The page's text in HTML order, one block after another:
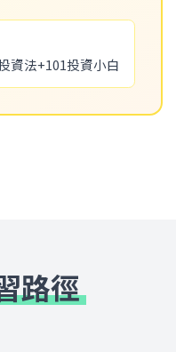
資法+101投資小白
路徑